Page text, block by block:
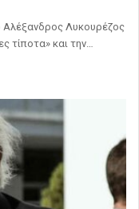
Αλέξανδρος Λυκουρέζος
τίποτα» και την…